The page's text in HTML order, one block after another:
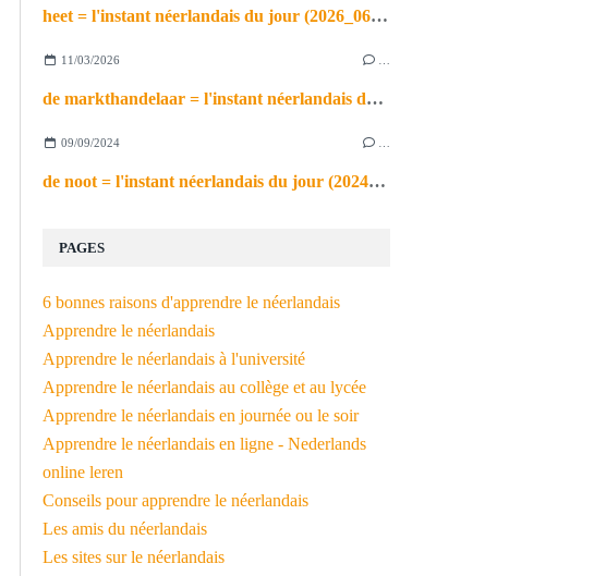
heet = l'instant néerlandais du jour (2026_06_02)
11/03/2026
de markthandelaar = l'instant néerlandais du jour (2026_03_11)
09/09/2024
de noot = l'instant néerlandais du jour (2024_09_09)
PAGES
6 bonnes raisons d'apprendre le néerlandais
Apprendre le néerlandais
Apprendre le néerlandais à l'université
Apprendre le néerlandais au collège et au lycée
Apprendre le néerlandais en journée ou le soir
Apprendre le néerlandais en ligne - Nederlands
online leren
Conseils pour apprendre le néerlandais
Les amis du néerlandais
Les sites sur le néerlandais